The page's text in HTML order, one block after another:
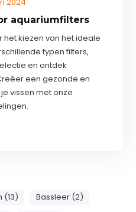
aquariumfilters
kiezen van het ideale
typen filters,
en ontdek
een gezonde en
vissen met onze
(13)
Bassleer (2)